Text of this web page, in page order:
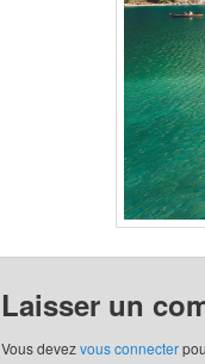
Laisser un
Vous devezvous connecter